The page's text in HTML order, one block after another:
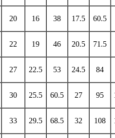
20 16 38 17.5 60.5
22 19 46 20.5 71.5
27 22.5 53 24.5 84
30 25.5 60.5 27 95
33 29.5 68.5 32 108